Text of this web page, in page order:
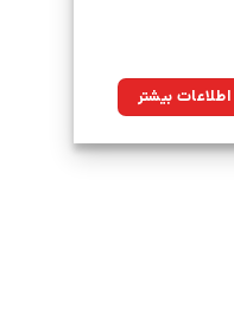
اطلاعات بیشتر